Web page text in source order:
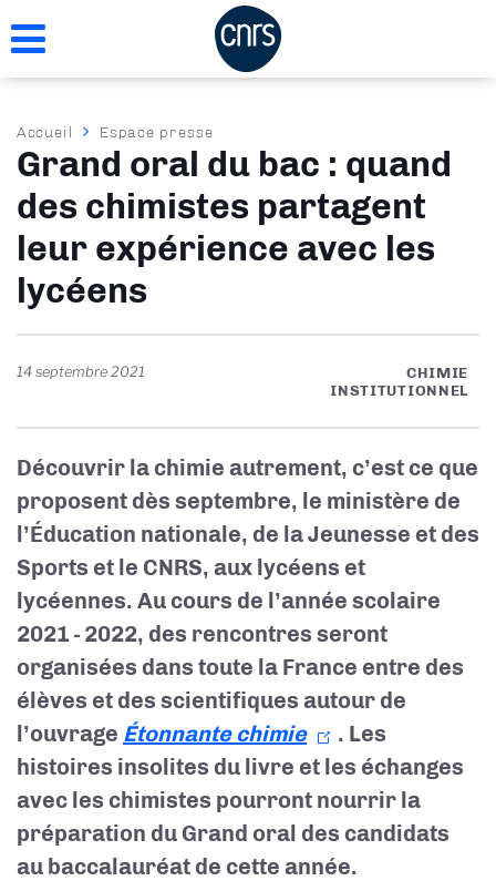
au
Fil
d'Ariane
Accueil Espace presse
Grand oral du bac : quand
des chimistes partagent
leur expérience avec les
lycéens
14 septembre 2021
CHIMIE
INSTITUTIONNEL
Découvrir la chimie autrement, c’est ce que
proposent dès septembre, le ministère de
l’Éducation nationale, de la Jeunesse et des
Sports et le CNRS, aux lycéens et
lycéennes. Au cours de l’année scolaire
2021 - 2022, des rencontres seront
organisées dans toute la France entre des
élèves et des scientifiques autour de
l’ouvrage Étonnante chimie
. Les
histoires insolites du livre et les échanges
avec les chimistes pourront nourrir la
préparation du Grand oral des candidats
au baccalauréat de cette année.